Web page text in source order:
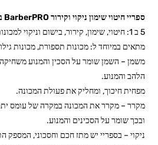
ספריי חיטוי שימון ניקוי וקירור BarberPRO ברבר פרו – 500 מ"ל
5 ב 1: חיטוי, שימון, קירור, בישום וניקוי למכונות.
מתאים במיוחד ל: מכונות תספורת, מכונות
משמן – השמן שומר על הסכין והמנוע
הלהב והמנוע.
מפחית חיכוך, ומחליק את פעולת המכונה.
מקרר – מקרר את המכונה במקרה של עומס
ובכך שומר על הסכינים והמנוע.
ניקוי – בספריי יש מתז חכם וחסכוני, המספק